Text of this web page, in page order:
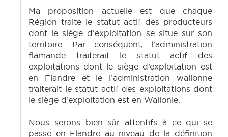
Ma proposition actuelle est que chaque
Région traite le statut actif des producteurs
dont le siège d'exploitation se situe sur son
territoire. Par conséquent, l’administration
flamande traiterait le statut actif des
exploitations dont le siège d’exploitation est
en Flandre et le l’administration wallonne
traiterait le statut actif des exploitations dont
le siège d’exploitation est en Wallonie.
Nous serons bien sûr attentifs à ce qui se
passe en Flandre au niveau de la définition